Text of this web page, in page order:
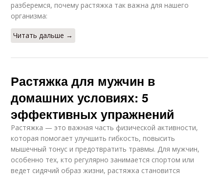
разберемся, почему растяжка так важна для нашего
организма:
Читать дальше →
Растяжка для мужчин в
домашних условиях: 5
эффективных упражнений
Растяжка — это важная часть физической активности,
которая помогает улучшить гибкость, повысить
мышечный тонус и предотвратить травмы. Для мужчин,
особенно тех, кто регулярно занимается спортом или
ведет сидячий образ жизни, растяжка становится